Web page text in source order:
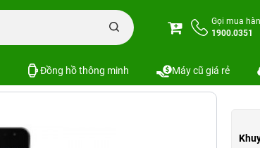
Gọi mua
1900.0351
Đồng hồ thông minh Máy cũ giá rẻ